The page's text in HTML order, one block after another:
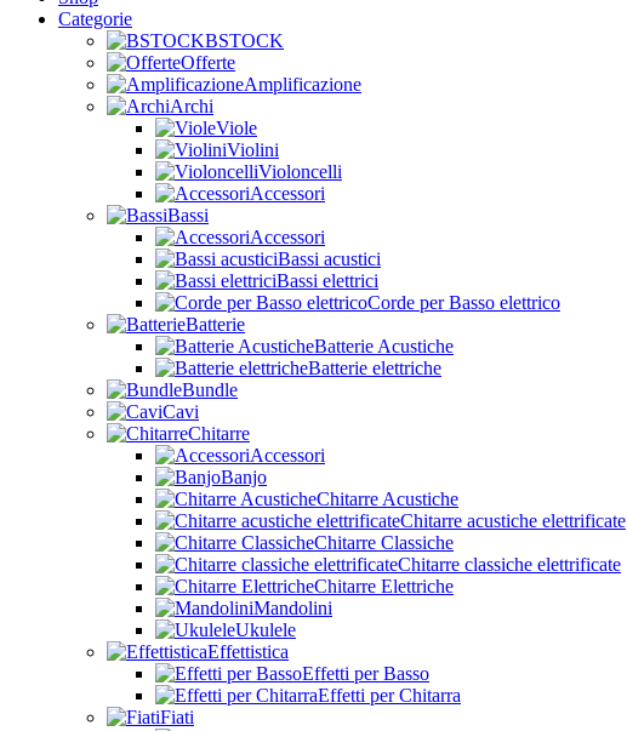
Categorie
BSTOCK
Offerte
Amplificazione
Archi
Viole
Violini
Violoncelli
Accessori
Bassi
Accessori
Bassi acustici
Bassi elettrici
Corde per Basso elettrico
Batterie
Batterie Acustiche
Batterie elettriche
Bundle
Cavi
Chitarre
Accessori
Banjo
Chitarre Acustiche
Chitarre acustiche elettrificate
Chitarre Classiche
Chitarre classiche elettrificate
Chitarre Elettriche
Mandolini
Ukulele
Effettistica
Effetti per Basso
Effetti per Chitarra
Fiati